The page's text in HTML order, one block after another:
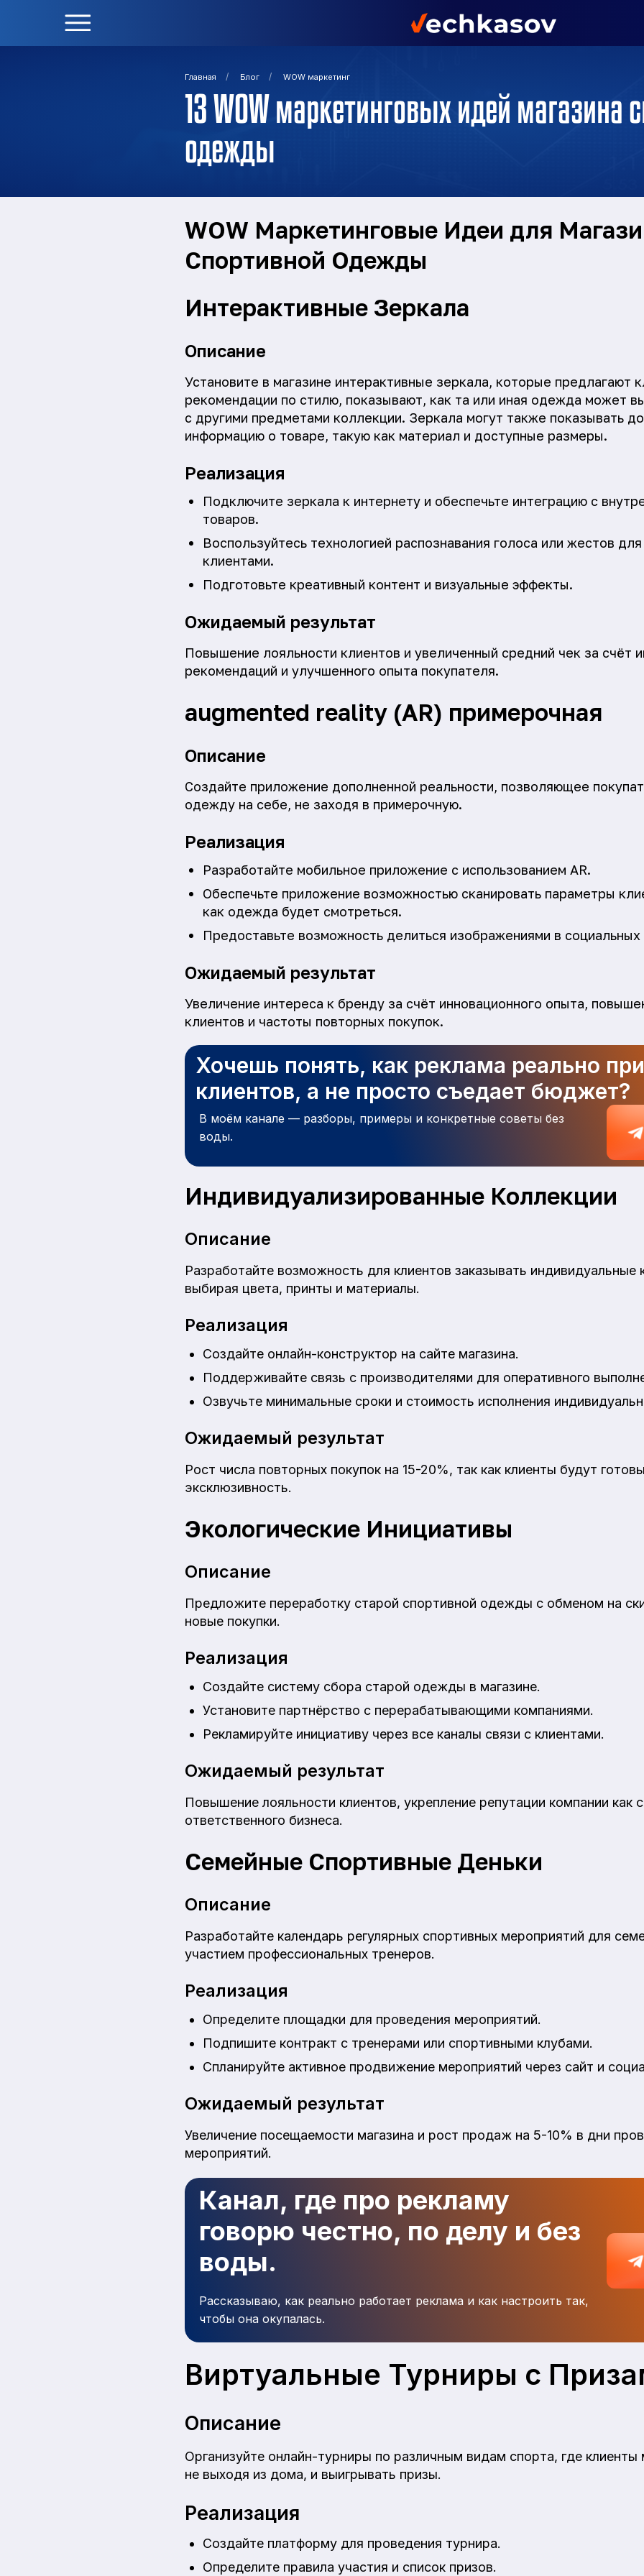
Главная / Блог / WOW маркетинг
13 WOW маркетинговых идей магазина
одежды
WOW Маркетинговые Идеи для
Спортивной Одежды
Интерактивные Зеркала
Описание
Установите в магазине интерактивные зеркала, которые предлагают
рекомендации по стилю, показывают, как та или иная одежда может
с другими предметами коллекции. Зеркала могут также показывать
информацию о товаре, такую как материал и доступные размеры.
Реализация
Подключите зеркала к интернету и обеспечьте интеграцию с
товаров.
Воспользуйтесь технологией распознавания голоса или жестов
клиентами.
Подготовьте креативный контент и визуальные эффекты.
Ожидаемый результат
Повышение лояльности клиентов и увеличенный средний чек за счёт
рекомендаций и улучшенного опыта покупателя.
augmented reality (AR) примерочная
Описание
Создайте приложение дополненной реальности, позволяющее
одежду на себе, не заходя в примерочную.
Реализация
Разработайте мобильное приложение с использованием AR.
Обеспечьте приложение возможностью сканировать параметры
как одежда будет смотреться.
Предоставьте возможность делиться изображениями в социальных
Ожидаемый результат
Увеличение интереса к бренду за счёт инновационного опыта,
клиентов и частоты повторных покупок.
Хочешь понять, как реклама реально
клиентов, а не просто съедает бюджет?
В моём канале — разборы, примеры и конкретные советы без
воды.
Индивидуализированные Коллекции
Описание
Разработайте возможность для клиентов заказывать
выбирая цвета, принты и материалы.
Реализация
Создайте онлайн-конструктор на сайте магазина.
Поддерживайте связь с производителями для оперативного
Озвучьте минимальные сроки и стоимость исполнения
Ожидаемый результат
Рост числа повторных покупок на 15-20%, так как клиенты будут
эксклюзивность.
Экологические Инициативы
Описание
Предложите переработку старой спортивной одежды с обменом на
новые покупки.
Реализация
Создайте систему сбора старой одежды в магазине.
Установите партнёрство с перерабатывающими компаниями.
Рекламируйте инициативу через все каналы связи с клиентами.
Ожидаемый результат
Повышение лояльности клиентов, укрепление репутации компании как
ответственного бизнеса.
Семейные Спортивные Деньки
Описание
Разработайте календарь регулярных спортивных мероприятий для
участием профессиональных тренеров.
Реализация
Определите площадки для проведения мероприятий.
Подпишите контракт с тренерами или спортивными клубами.
Спланируйте активное продвижение мероприятий через сайт и
Ожидаемый результат
Увеличение посещаемости магазина и рост продаж на 5-10% в дни
мероприятий.
Канал, где про рекламу
говорю честно, по делу и без
воды.
Рассказываю, как реально работает реклама и как настроить так,
чтобы она окупалась.
Виртуальные Турниры с
Описание
Организуйте онлайн-турниры по различным видам спорта, где клиенты
не выходя из дома, и выигрывать призы.
Реализация
Создайте платформу для проведения турнира.
Определите правила участия и список призов.